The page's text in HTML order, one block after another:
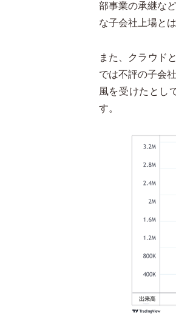
部事業の承継な
な子会社上場と
また、クラウド
では不評の子会
風を受けたとし
す。